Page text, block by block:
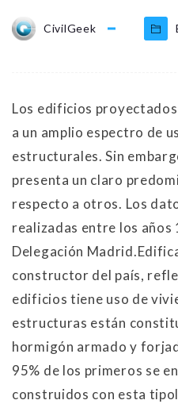
CivilGeek
Los edificios
a un amplio espectro de
estructurales. Sin
presenta un claro
respecto a otros. Los
realizadas entre los años
Delegación
constructor del país,
edificios tiene uso de
estructuras están
hormigón armado y
95% de los primeros se
construidos con esta